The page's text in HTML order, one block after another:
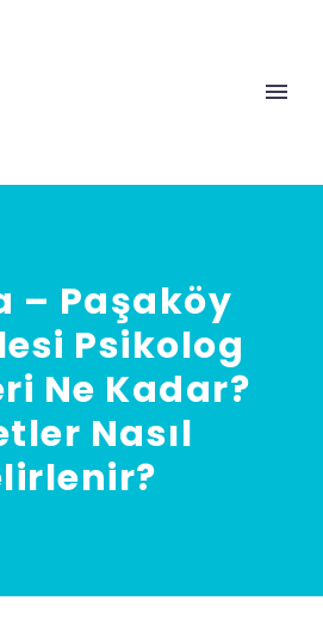
– Paşaköy
Psikolog
Ne Kadar?
Nasıl